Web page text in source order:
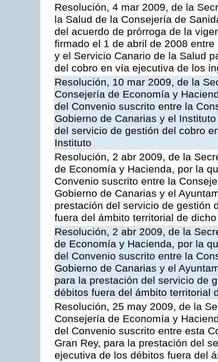
Resolución, 4 mar 2009, de la
la Salud de la Consejería de
del acuerdo de prórroga de la
firmado el 1 de abril de 2008
y el Servicio Canario de la Salud
del cobro en vía ejecutiva de los
Resolución, 10 mar 2009, de la
Consejería de Economía y
del Convenio suscrito entre la
Gobierno de Canarias y el
del servicio de gestión del cobro
Instituto
Resolución, 2 abr 2009, de la
de Economía y Hacienda, por la
Convenio suscrito entre la
Gobierno de Canarias y el
prestación del servicio de gestión
fuera del ámbito territorial de
Resolución, 2 abr 2009, de la
de Economía y Hacienda, por la
del Convenio suscrito entre la
Gobierno de Canarias y el
para la prestación del servicio de
débitos fuera del ámbito territorial
Resolución, 25 may 2009, de la
Consejería de Economía y
del Convenio suscrito entre esta
Gran Rey, para la prestación del
ejecutiva de los débitos fuera del